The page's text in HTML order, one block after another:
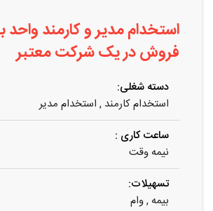
استخدام مدیر و کارمند واحد
فروش در یک شرکت معتبر
دسته شغلی:
استخدام کارمند , استخدام مدیر
ساعت کاری :
نیمه وقت
تسهیلات:
بیمه , وام